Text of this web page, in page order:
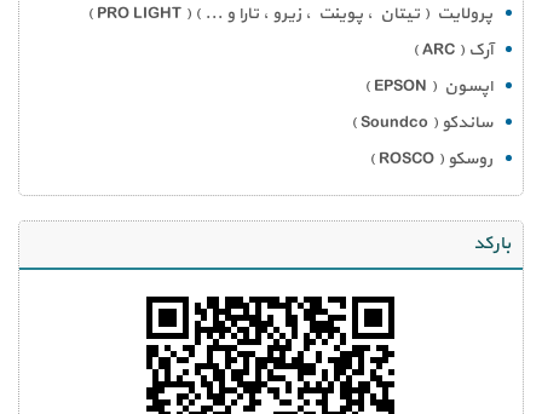
پرولایت ( تیتان ، پوینت ، زیرو ، تارا و ... ) ( PRO LIGHT )
آرک ( ARC )
اپسون ( EPSON )
ساندکو ( Soundco )
روسکو ( ROSCO )
بارکد